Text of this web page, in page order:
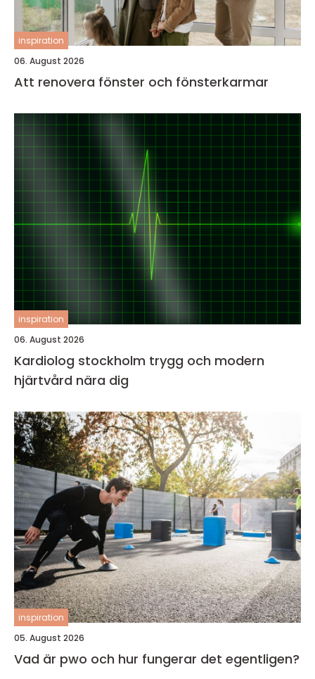
inspiration
06. August 2026
Att renovera fönster och fönsterkarmar
inspiration
06. August 2026
Kardiolog stockholm trygg och modern
hjärtvård nära dig
inspiration
05. August 2026
Vad är pwo och hur fungerar det egentligen?